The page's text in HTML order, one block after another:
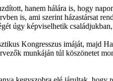
hanem hálára is, hogy
is, ami szerint házastársat
úgy képviselhetik
Kongresszus imáját, majd
munkáján túl köszönetet